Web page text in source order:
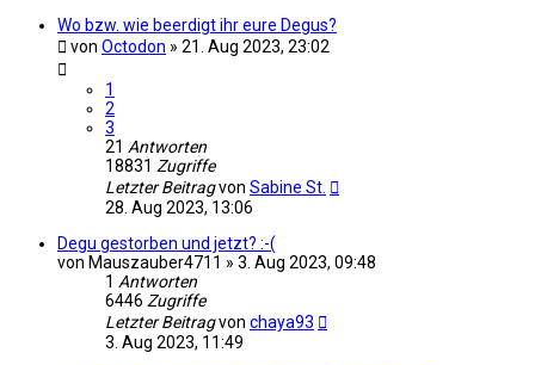
Wo bzw. wie beerdigt ihr eure Degus?
von Octodon » 21. Aug 2023, 23:02
1
2
3
21 Antworten
18831 Zugriffe
Letzter Beitragvon Sabine St.
28. Aug 2023, 13:06
Degu gestorben und jetzt? :-(
von Mauszauber4711 » 3. Aug 2023, 09:48
1 Antworten
6446 Zugriffe
Letzter Beitragvon chaya93
3. Aug 2023, 11:49